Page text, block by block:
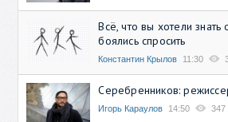
Всё, что вы хотели
боялись спросить
Константин Крылов 11:30
Серебренников:
Игорь Караулов 14:50 347